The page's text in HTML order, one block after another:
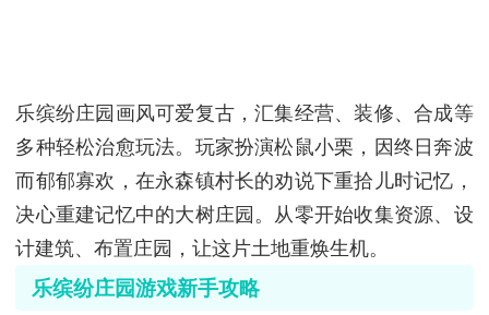
乐缤纷庄园画风可爱复古，汇集经营、装修、合成等
多种轻松治愈玩法。玩家扮演松鼠小栗，因终日奔波
而郁郁寡欢，在永森镇村长的劝说下重拾儿时记忆，
决心重建记忆中的大树庄园。从零开始收集资源、设
计建筑、布置庄园，让这片土地重焕生机。
乐缤纷庄园游戏新手攻略